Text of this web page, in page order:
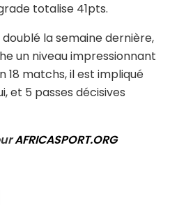
totalise 41pts.
la semaine dernière,
un niveau impressionnant
18 matchs, il est impliqué
et 5 passes décisives
AFRICASPORT.ORG